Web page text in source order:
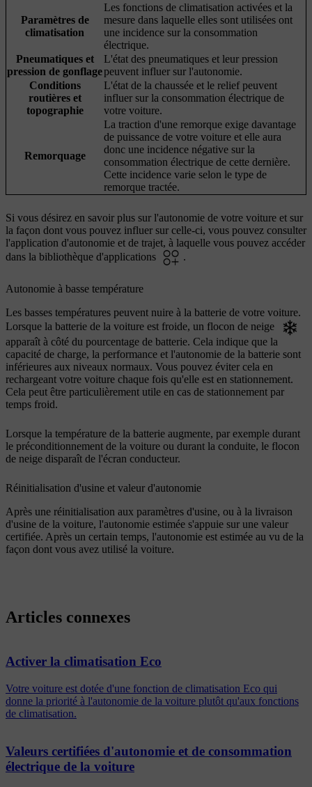
Paramètres de
climatisation
Les fonctions de climatisation activées et la
mesure dans laquelle elles sont utilisées ont
une incidence sur la consommation
électrique.
Pneumatiques et
pression de gonflage
L'état des pneumatiques et leur pression
peuvent influer sur l'autonomie.
Conditions
routières et
topographie
L'état de la chaussée et le relief peuvent
influer sur la consommation électrique de
votre voiture.
Remorquage
La traction d'une remorque exige davantage
de puissance de votre voiture et elle aura
donc une incidence négative sur la
consommation électrique de cette dernière.
Cette incidence varie selon le type de
remorque tractée.
Si vous désirez en savoir plus sur l'autonomie de votre voiture et sur
la façon dont vous pouvez influer sur celle-ci, vous pouvez consulter
l'application d'autonomie et de trajet, à laquelle vous pouvez accéder
dans la bibliothèque d'applications
Autonomie à basse température
Les basses températures peuvent nuire à la batterie de votre voiture.
Lorsque la batterie de la voiture est froide, un flocon de neige
apparaît à côté du pourcentage de batterie. Cela indique que la
capacité de charge, la performance et l'autonomie de la batterie sont
inférieures aux niveaux normaux. Vous pouvez éviter cela en
rechargeant votre voiture chaque fois qu'elle est en stationnement.
Cela peut être particulièrement utile en cas de stationnement par
temps froid.
Lorsque la température de la batterie augmente, par exemple durant
le préconditionnement de la voiture ou durant la conduite, le flocon
de neige disparaît de l'écran conducteur.
Réinitialisation d'usine et valeur d'autonomie
Après une réinitialisation aux paramètres d'usine, ou à la livraison
d'usine de la voiture, l'autonomie estimée s'appuie sur une valeur
certifiée. Après un certain temps, l'autonomie est estimée au vu de la
façon dont vous avez utilisé la voiture.
Articles connexes
Activer la climatisation Eco
Votre voiture est dotée d'une fonction de climatisation Eco qui
donne la priorité à l'autonomie de la voiture plutôt qu'aux fonctions
de climatisation.
Valeurs certifiées d'autonomie et de consommation
électrique de la voiture